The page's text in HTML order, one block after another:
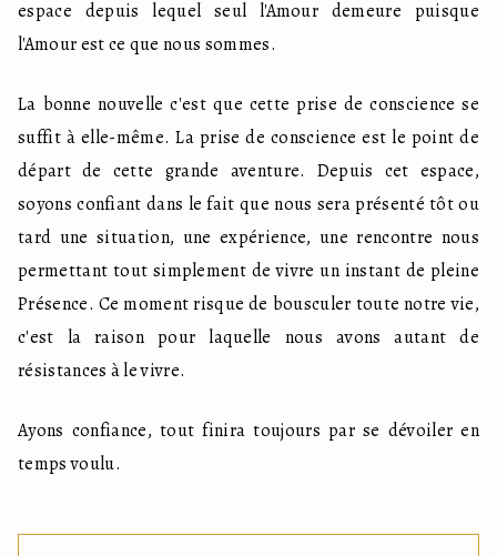
espace depuis lequel seul l'Amour demeure puisque
l'Amour est ce que nous sommes.
La bonne nouvelle c'est que cette prise de conscience se
suffit à elle-même. La prise de conscience est le point de
départ de cette grande aventure. Depuis cet espace,
soyons confiant dans le fait que nous sera présenté tôt ou
tard une situation, une expérience, une rencontre nous
permettant tout simplement de vivre un instant de pleine
Présence. Ce moment risque de bousculer toute notre vie,
c'est la raison pour laquelle nous avons autant de
résistances à le vivre.
Ayons confiance, tout finira toujours par se dévoiler en
temps voulu.